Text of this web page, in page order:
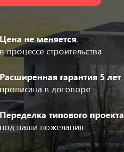
Цена не меняется,
в процессе строительства
Расширенная гарантия 5 лет
прописана в договоре
Переделка типового проекта
под ваши пожелания